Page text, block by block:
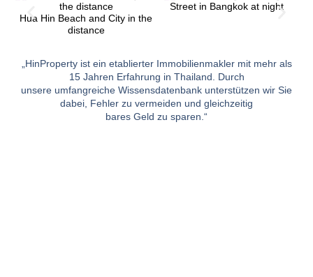
Hua Hin Beach and City in the
distance
Street in Bangkok at night
„HinProperty ist ein etablierter Immobilienmakler mit mehr als
15 Jahren Erfahrung in Thailand. Durch
unsere umfangreiche Wissensdatenbank unterstützen wir Sie
dabei, Fehler zu vermeiden und gleichzeitig
bares Geld zu sparen.“